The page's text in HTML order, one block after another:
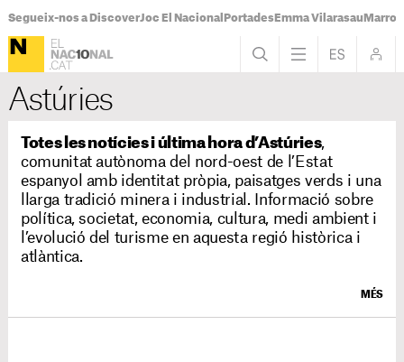
Segueix-nos a DiscoverJoc El Nacional PortadesEmma Vilarasau
Astúries
Totes les notícies i última hora d’Astúries,
comunitat autònoma del nord-oest de l’Estat
espanyol amb identitat pròpia, paisatges verds i una
llarga tradició minera i industrial. Informació sobre
política, societat, economia, cultura, medi ambient i
l’evolució del turisme en aquesta regió històrica i
atlàntica.
MÉS